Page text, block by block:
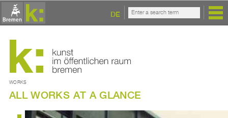
DE
WORKS
ALL WORKS AT A GLANCE